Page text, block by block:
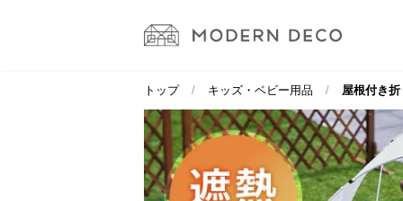
トップ キッズ・ベビー用品 屋根付き